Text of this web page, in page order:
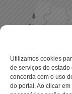
Utilizamos cookies
de serviços do estado
concorda com o uso
do portal. Ao clicar